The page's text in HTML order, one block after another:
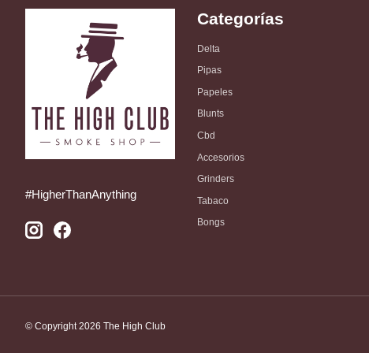
#HigherThanAnything
Categorías
Delta
Pipas
Papeles
Blunts
Cbd
Accesorios
Grinders
Tabaco
Bongs
© Copyright 2026 The High Club